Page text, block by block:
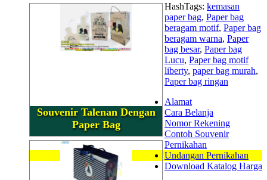
Souvenir Talenan Dengan
Paper Bag
HashTags: kemasan
paper bag, Paper bag
beragam motif, Paper bag
beragam warna, Paper
bag besar, Paper bag
Lucu, Paper bag motif
liberty, paper bag murah,
Paper bag ringan
Alamat
Cara Belanja
Nomor Rekening
Contoh Souvenir
Pernikahan
Undangan Pernikahan
Download Katalog Harga